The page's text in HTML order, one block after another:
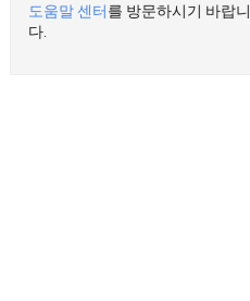
도움말 센터를 방문하시기 바랍니
다.